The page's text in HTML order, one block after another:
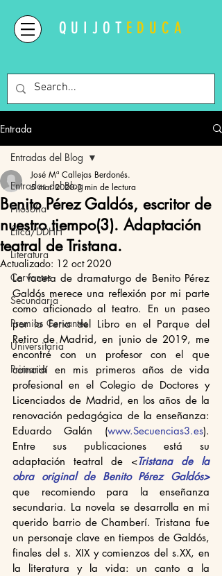
QUIJOT EDUCA
Entrada
Entradas del Blog
Filosofía
Ética/DDHH
Literatura
Cervantes
Secundaria
Premios Cervantes
Universitaria
Primaria
Entradas del Blog
Benito Pérez Galdós, escritor de
nuestro tiempo(3). Adaptación
teatral de Tristana.
José Mª Callejas Berdonés.
5 mar 2020 3 min de lectura
Actualizado: 12 oct 2020
La faceta de dramaturgo de Benito Pérez
Galdós merece una reflexión por mi parte
como aficionado al teatro. En un paseo
por la Feria del Libro en el Parque del
Retiro de Madrid, en junio de 2019, me
encontré con un profesor con el que
coincidí en mis primeros años de vida
profesional en el Colegio de Doctores y
Licenciados de Madrid, en los años de la
renovación pedagógica de la enseñanza:
Eduardo Galán (www.Secuencias3.es).
Entre sus publicaciones está su
adaptación teatral de <Tristana de la
obra original de Benito Pérez Galdós>
que recomiendo para la enseñanza
secundaria. La novela se desarrolla en mi
querido barrio de Chamberí. Tristana fue
un personaje clave en tiempos de Galdós,
finales del s. XIX y comienzos del s.XX, en
la literatura y la vida: un canto a la